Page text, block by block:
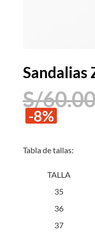
Sandalias
S/
-8%
Tabla de tallas:
TALLA
35
36
37